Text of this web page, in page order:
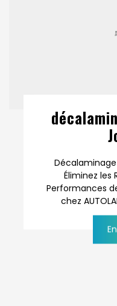
Éliminez les
Performances
chez